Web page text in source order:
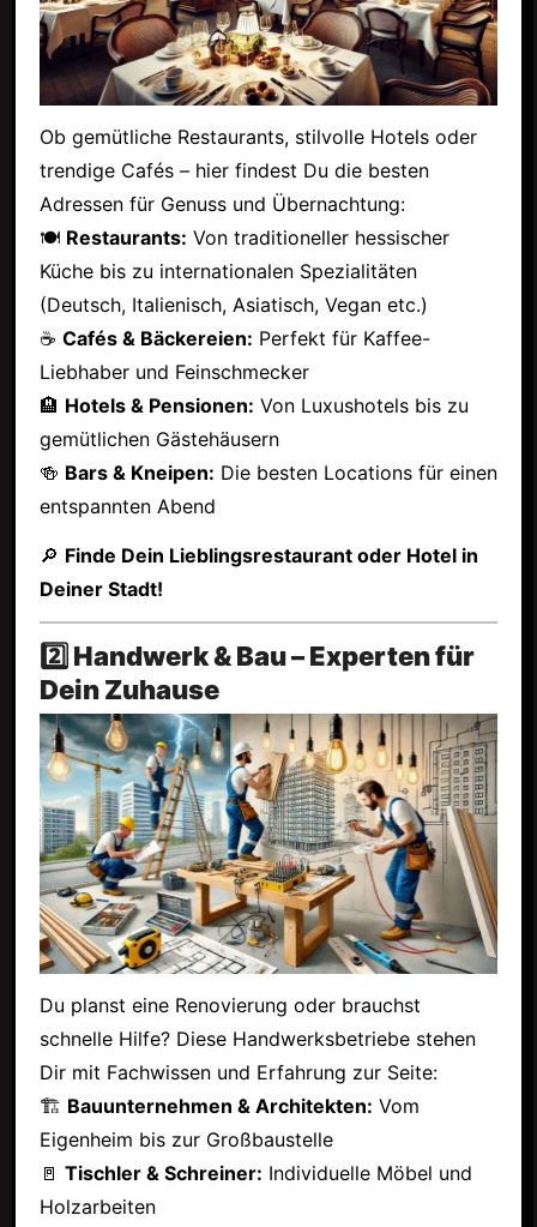
Ob gemütliche Restaurants, stilvolle Hotels oder
trendige Cafés – hier findest Du die besten
Adressen für Genuss und Übernachtung:
🍽 Restaurants: Von traditioneller hessischer
Küche bis zu internationalen Spezialitäten
(Deutsch, Italienisch, Asiatisch, Vegan etc.)
☕ Cafés & Bäckereien: Perfekt für Kaffee-
Liebhaber und Feinschmecker
🏨 Hotels & Pensionen: Von Luxushotels bis zu
gemütlichen Gästehäusern
🍻 Bars & Kneipen: Die besten Locations für einen
entspannten Abend
🔎 Finde Dein Lieblingsrestaurant oder Hotel in
Deiner Stadt!
2️⃣ Handwerk & Bau – Experten für
Dein Zuhause
Du planst eine Renovierung oder brauchst
schnelle Hilfe? Diese Handwerksbetriebe stehen
Dir mit Fachwissen und Erfahrung zur Seite:
🏗 Bauunternehmen & Architekten: Vom
Eigenheim bis zur Großbaustelle
🚪 Tischler & Schreiner: Individuelle Möbel und
Holzarbeiten